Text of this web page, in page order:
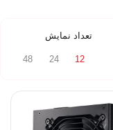
تعداد نمایش
12
24
48